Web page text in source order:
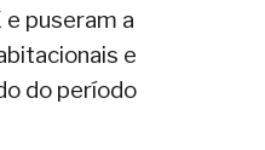
puseram a
e
do período